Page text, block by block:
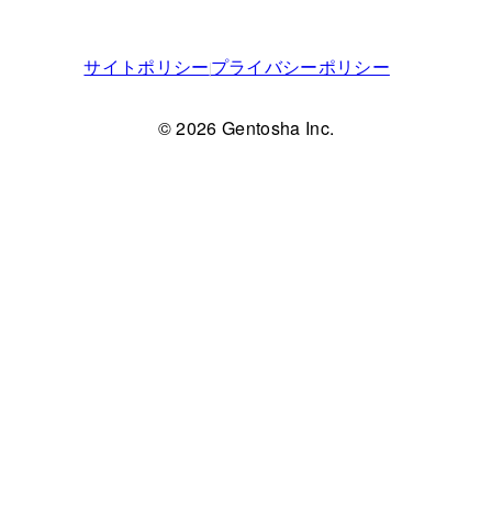
サイトポリシープライバシーポリシー
© 2026 Gentosha Inc.